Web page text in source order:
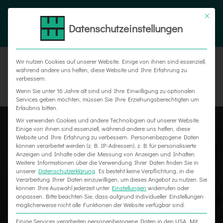
Zum
FacebookInstagram
Xing
Datenschutzeinstellungen
Wir nutzen Cookies auf unserer Website. Einige von ihnen sind essenziell,
während andere uns helfen, diese Website und Ihre Erfahrung zu
verbessern.
Wenn Sie unter 16 Jahre alt sind und Ihre Einwilligung zu optionalen
Services geben möchten, müssen Sie Ihre Erziehungsberechtigten um
Erlaubnis bitten.
Wir verwenden Cookies und andere Technologien auf unserer Website.
Einige von ihnen sind essenziell, während andere uns helfen, diese
Website und Ihre Erfahrung zu verbessern. Personenbezogene Daten
können verarbeitet werden (z. B. IP-Adressen), z. B. für personalisierte
Anzeigen und Inhalte oder die Messung von Anzeigen und Inhalten.
Weitere Informationen über die Verwendung Ihrer Daten finden Sie in
unserer Datenschutzerklärung Es besteht keine Verpflichtung, in die
Verarbeitung Ihrer Daten einzuwilligen, um dieses Angebot zu nutzen. Sie
können Ihre Auswahl jederzeit unter Einstellungen widerrufen oder
anpassen. Bitte beachten Sie, dass aufgrund individueller Einstellungen
möglicherweise nicht alle Funktionen der Website verfügbar sind.
Einige Services verarbeiten personenbezogene Daten in den USA. Mit